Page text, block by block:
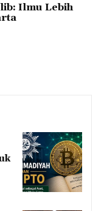
Ilmu Lebih